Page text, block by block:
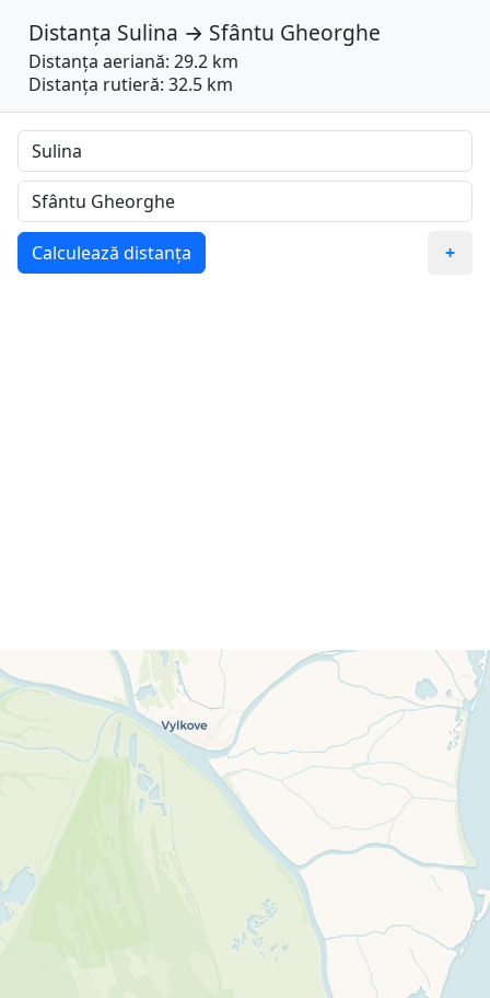
Distanța Sulina → Sfântu Gheorghe
Distanța aeriană: 29.2 km
Distanța rutieră: 32.5 km
Calculează distanța +